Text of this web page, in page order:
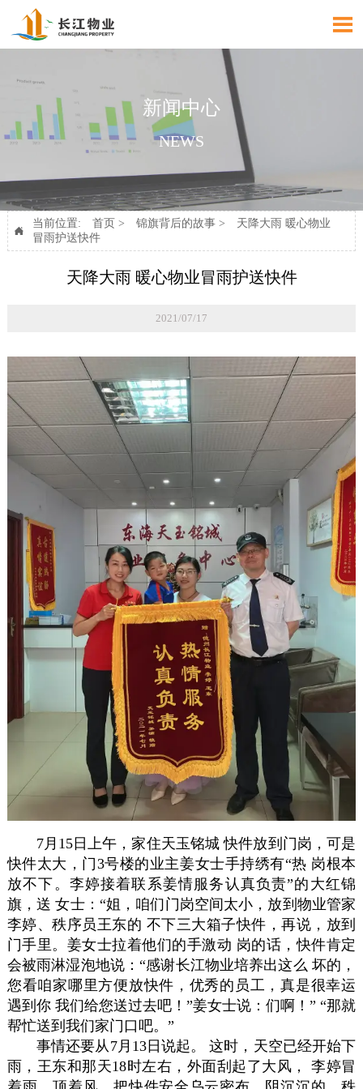

新闻中心
NEWS

当前位置: 首页 > 锦旗背后的故事>
天降大雨 暖心物业
冒雨护送快件
天降大雨 暖心物业冒雨护送快件
2021/07/17
7月15日上午，家住天玉铭城 快件放到门岗，可是
快件太大，门3号楼的业主姜女士手持绣有“热 岗根本
放不下。李婷接着联系姜情服务认真负责”的大红锦
旗，送 女士：“姐，咱们门岗空间太小，放到物业管家
李婷、秩序员王东的 不下三大箱子快件，再说，放到
门手里。姜女士拉着他们的手激动 岗的话，快件肯定
会被雨淋湿泡地说：“感谢长江物业培养出这么 坏的，
您看咱家哪里方便放快件，优秀的员工，真是很幸运
遇到你 我们给您送过去吧！”姜女士说：们啊！” “那就
帮忙送到我们家门口吧。”
事情还要从7月13日说起。 这时，天空已经开始下
雨，王东和那天18时左右，外面刮起了大风， 李婷冒